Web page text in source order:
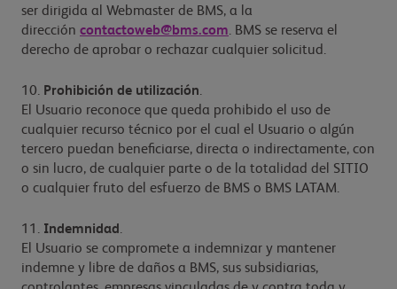
ser dirigida al Webmaster de BMS, a la
dirección contactoweb@bms.com. BMS se reserva el
derecho de aprobar o rechazar cualquier solicitud.
10. Prohibición de utilización.
El Usuario reconoce que queda prohibido el uso de
cualquier recurso técnico por el cual el Usuario o algún
tercero puedan beneficiarse, directa o indirectamente, con
o sin lucro, de cualquier parte o de la totalidad del SITIO
o cualquier fruto del esfuerzo de BMS o BMS LATAM.
11. Indemnidad .
El Usuario se compromete a indemnizar y mantener
indemne y libre de daños a BMS, sus subsidiarias,